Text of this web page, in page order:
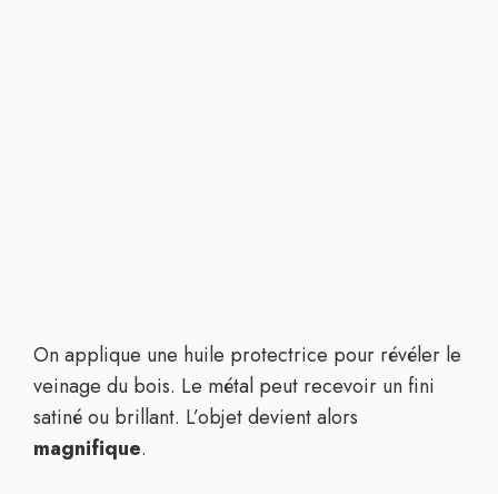
On applique une huile protectrice pour révéler le
veinage du bois. Le métal peut recevoir un fini
satiné ou brillant. L’objet devient alors
magnifique.